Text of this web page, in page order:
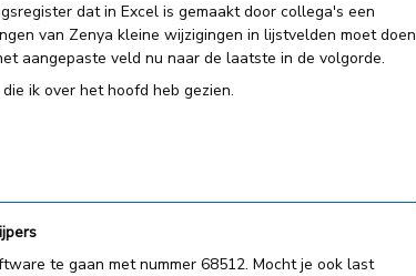
dat in Excel is gemaakt door collega's een
van Zenya kleine wijzigingen in lijstvelden moet doen
aangepaste veld nu naar de laatste in de volgorde.
ik over het hoofd heb gezien.
te gaan met nummer 68512. Mocht je ook last